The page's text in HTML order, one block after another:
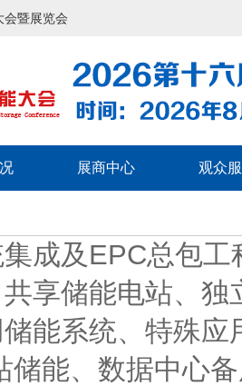
会暨展览会
展商中心 观众
成及EPC总包工
享储能电站、
能系统、特殊
储能、数据中心